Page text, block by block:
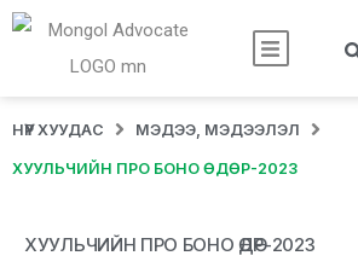
НҮҮР ХУУДАС МЭДЭЭ, МЭДЭЭЛЭЛ
ХУУЛЬЧИЙН ПРО БОНО ӨДӨР-2023
ХУУЛЬЧИЙН ПРО БОНО ӨДӨР-2023